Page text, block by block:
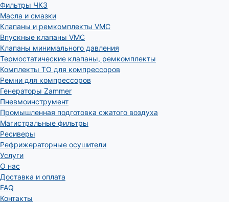
Фильтры ЧКЗ
Масла и смазки
Клапаны и ремкомплекты VMC
Впускные клапаны VMC
Клапаны минимального давления
Термостатические клапаны, ремкомплекты
Комплекты ТО для компрессоров
Ремни для компрессоров
Генераторы Zammer
Пневмоинструмент
Промышленная подготовка сжатого воздуха
Магистральные фильтры
Ресиверы
Рефрижераторные осушители
Услуги
О нас
Доставка и оплата
FAQ
Контакты